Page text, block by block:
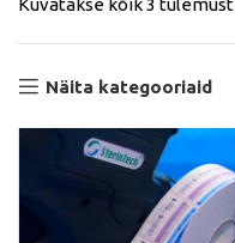
Kuvatakse kõik 3 tulemust
Näita kategooriaid